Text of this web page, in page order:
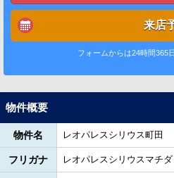
来店
フォームからは24時間365
物件概要
物件名 レオパレスシリウス町田
フリガナ レオパレスシリウスマチダ